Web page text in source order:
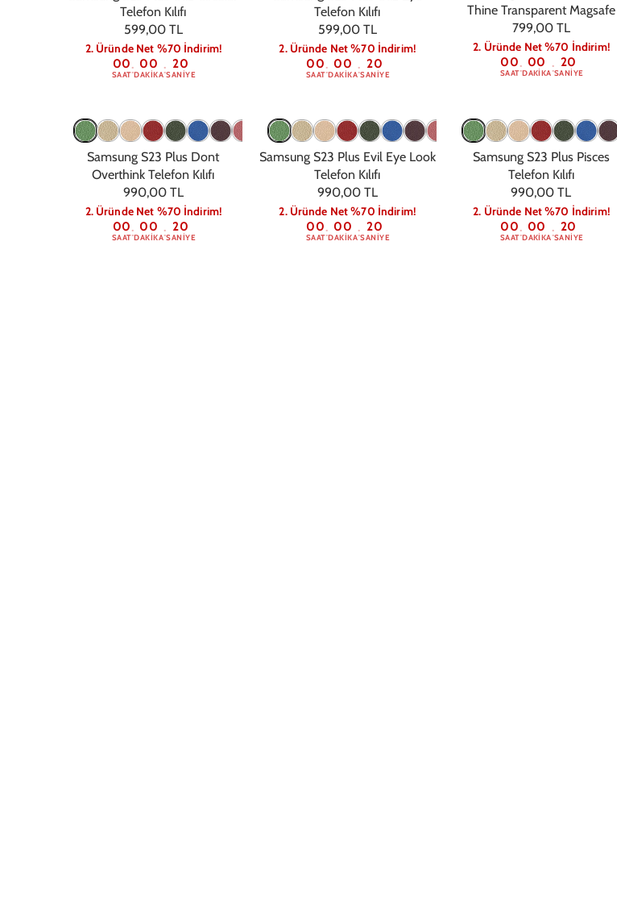
Telefon Kılıfı
599,00 TL
2. Üründe Net %70 İndirim!
00
SAAT: 00
DAKIKA: 19
SANIYE
Telefon Kılıfı
599,00 TL
2. Üründe Net %70 İndirim!
00
SAAT: 00
DAKIKA: 19
SANIYE
Thine Transparent Magsafe
799,00 TL
2. Üründe Net %70 İndirim!
00
SAAT: 00
DAKIKA: 19
SANIYE
Samsung S23 Plus Dont
Overthink Telefon Kılıfı
990,00 TL
2. Üründe Net %70 İndirim!
00
SAAT: 00
DAKIKA: 19
SANIYE
Samsung S23 Plus Evil Eye Look
Telefon Kılıfı
990,00 TL
2. Üründe Net %70 İndirim!
00
SAAT: 00
DAKIKA: 19
SANIYE
Samsung S23 Plus Pisces
Telefon Kılıfı
990,00 TL
2. Üründe Net %70 İndirim!
00
SAAT: 00
DAKIKA: 19
SANIYE